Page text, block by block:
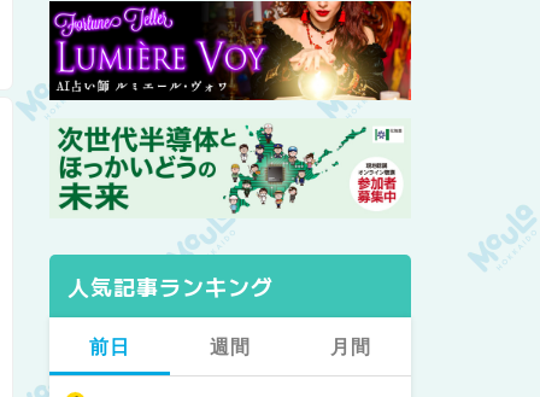
人気記事ランキング
前日 週間 月間